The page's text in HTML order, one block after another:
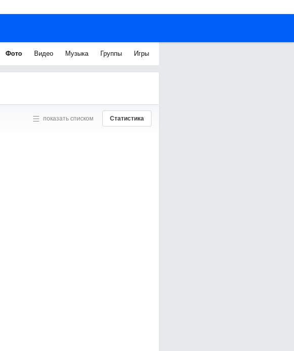
Фото Видео Музыка Группы Игры
показать списком Статистика